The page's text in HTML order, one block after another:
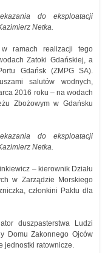
do eksploatacji
Netka.
ramach realizacji tego
Zatoki Gdańskiej, a
Gdańsk (ZMPG SA).
salutów wodnych,
2016 roku – na wodach
Zbożowym w Gdańsku
do eksploatacji
Netka.
– kierownik Działu
w Zarządzie Morskiego
członkini Paktu dla
duszpasterstwa Ludzi
Domu Zakonnego Ojców
jednostki ratownicze.